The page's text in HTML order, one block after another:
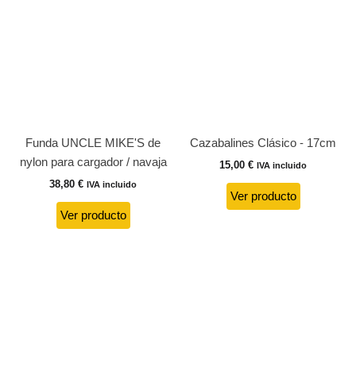
Funda UNCLE MIKE'S de
nylon para cargador / navaja
38,80 € IVA incluido
Ver producto
Cazabalines Clásico - 17cm
15,00 € IVA incluido
Ver producto